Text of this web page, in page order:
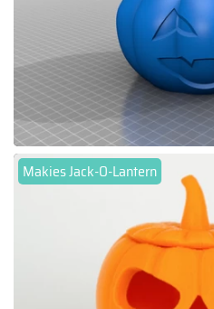
Makies Jack-O-Lantern